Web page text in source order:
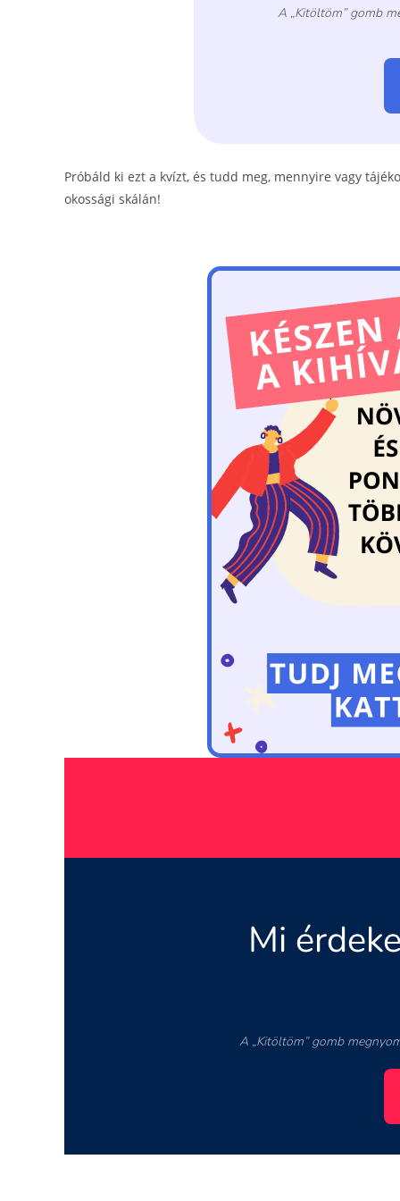
Próbáld ki ezt a kvízt, és tudd meg, mennyire vagy
okossági skálán!